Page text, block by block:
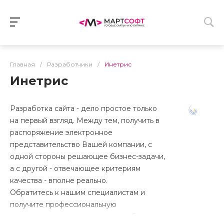
Главная / Разработчики / Инетрис
Инетрис
Разработка сайта - дело простое только
на первый взгляд. Между тем, получить в
распоряжение электронное
представительство Вашей компании, с
одной стороны решающее бизнес-задачи,
а с другой - отвечающее критериям
качества - вполне реально.
Обратитесь к нашим специалистам и
получите профессиональную